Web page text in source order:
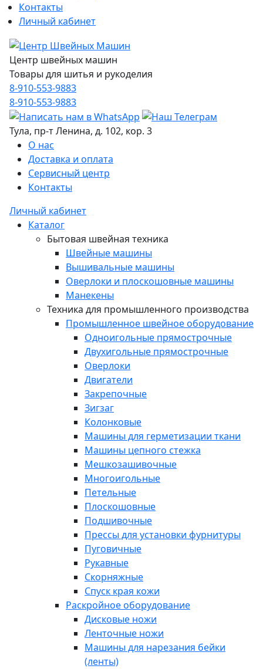
Контакты
Личный кабинет
Центр швейных машин
Товары для шитья и рукоделия
8-910-553-9883
8-910-553-9883
Тула, пр-т Ленина, д. 102, кор. 3
О нас
Доставка и оплата
Сервисный центр
Контакты
Личный кабинет
Каталог
Бытовая швейная техника
Швейные машины
Вышивальные машины
Оверлоки и плоскошовные машины
Манекены
Техника для промышленного производства
Промышленное швейное оборудование
Одноигольные прямострочные
Двухигольные прямострочные
Оверлоки
Двигатели
Закрепочные
Зигзаг
Колонковые
Машины для герметизации ткани
Машины цепного стежка
Мешкозашивочные
Многоигольные
Петельные
Плоскошовные
Подшивочные
Прессы для установки фурнитуры
Пуговичные
Рукавные
Скорняжные
Спуск края кожи
Раскройное оборудование
Дисковые ножи
Ленточные ножи
Машины для нарезания бейки
(ленты)